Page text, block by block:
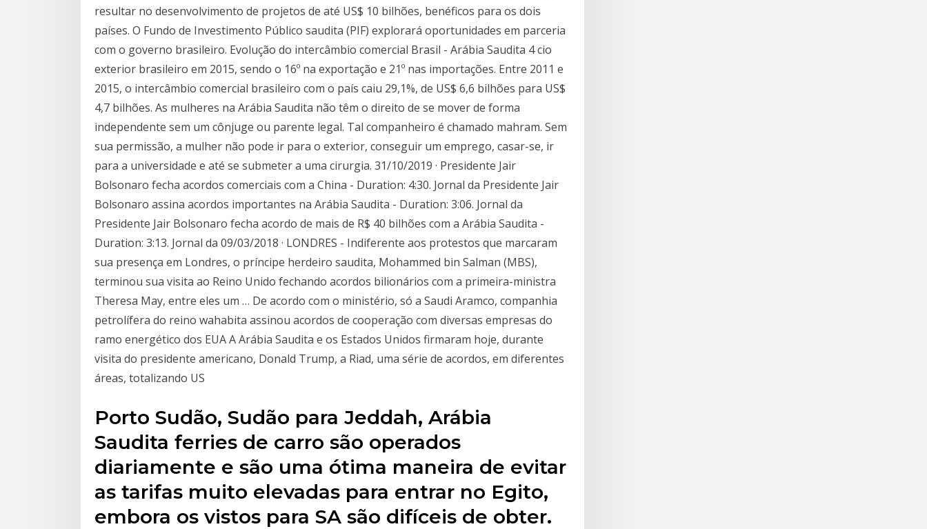
resultar no desenvolvimento de projetos de até US$ 10 bilhões, benéficos para os dois
países. O Fundo de Investimento Público saudita (PIF) explorará oportunidades em parceria
com o governo brasileiro. Evolução do intercâmbio comercial Brasil - Arábia Saudita 4 cio
exterior brasileiro em 2015, sendo o 16º na exportação e 21º nas importações. Entre 2011 e
2015, o intercâmbio comercial brasileiro com o país caiu 29,1%, de US$ 6,6 bilhões para US$
4,7 bilhões. As mulheres na Arábia Saudita não têm o direito de se mover de forma
independente sem um cônjuge ou parente legal. Tal companheiro é chamado mahram. Sem
sua permissão, a mulher não pode ir para o exterior, conseguir um emprego, casar-se, ir
para a universidade e até se submeter a uma cirurgia. 31/10/2019 · Presidente Jair
Bolsonaro fecha acordos comerciais com a China - Duration: 4:30. Jornal da Presidente Jair
Bolsonaro assina acordos importantes na Arábia Saudita - Duration: 3:06. Jornal da
Presidente Jair Bolsonaro fecha acordo de mais de R$ 40 bilhões com a Arábia Saudita -
Duration: 3:13. Jornal da 09/03/2018 · LONDRES - Indiferente aos protestos que marcaram
sua presença em Londres, o príncipe herdeiro saudita, Mohammed bin Salman (MBS),
terminou sua visita ao Reino Unido fechando acordos bilionários com a primeira-ministra
Theresa May, entre eles um … De acordo com o ministério, só a Saudi Aramco, companhia
petrolífera do reino wahabita assinou acordos de cooperação com diversas empresas do
ramo energético dos EUA A Arábia Saudita e os Estados Unidos firmaram hoje, durante
visita do presidente americano, Donald Trump, a Riad, uma série de acordos, em diferentes
áreas, totalizando US
Porto Sudão, Sudão para Jeddah, Arábia
Saudita ferries de carro são operados
diariamente e são uma ótima maneira de evitar
as tarifas muito elevadas para entrar no Egito,
embora os vistos para SA são difíceis de obter.